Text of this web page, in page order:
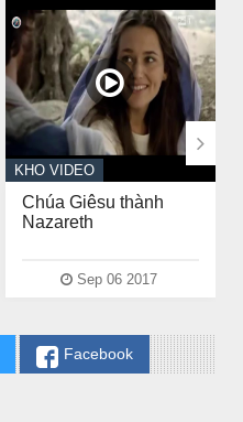
KHO VIDEO
Chúa Giêsu thành
Nazareth
Sep 06 2017

Facebook